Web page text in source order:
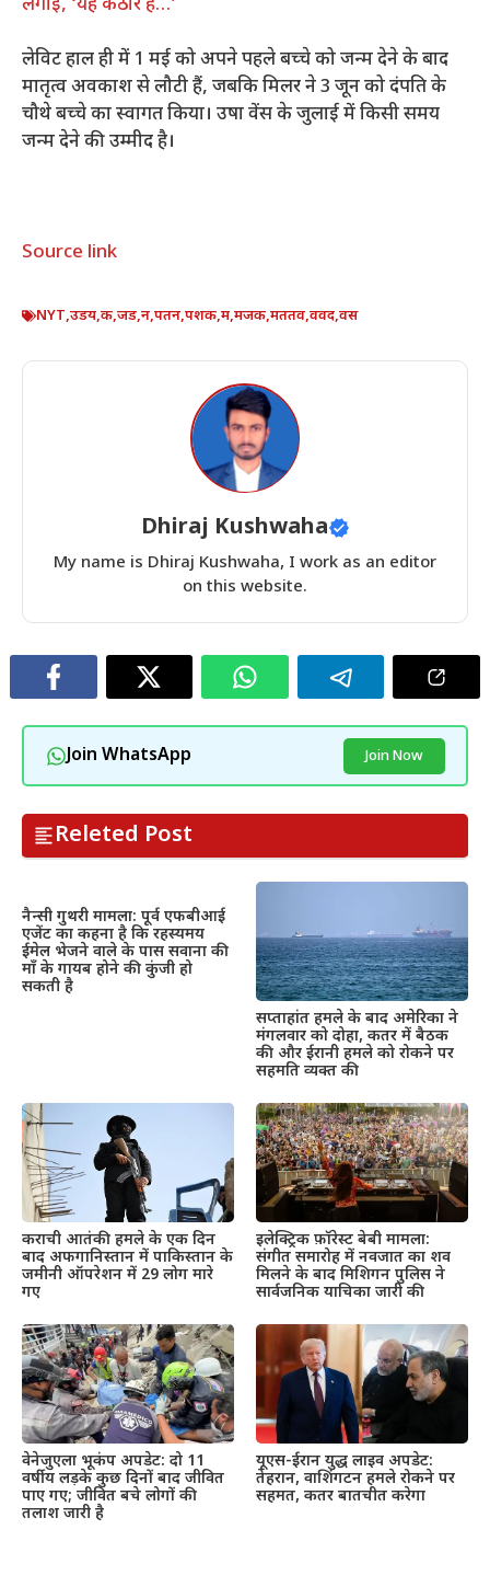
लगाई, ‘यह कठोर है…’
लेविट हाल ही में 1 मई को अपने पहले बच्चे को जन्म देने के बाद
मातृत्व अवकाश से लौटी हैं, जबकि मिलर ने 3 जून को दंपति के
चौथे बच्चे का स्वागत किया। उषा वेंस के जुलाई में किसी समय
जन्म देने की उम्मीद है।
Source link
NYT,उडय,क,जड,न,पतन,पशक,म,मजक,मततव,ववद,वस
Dhiraj Kushwaha
My name is Dhiraj Kushwaha, I work as an editor
on this website.
Join WhatsApp Join Now
Releted Post
नैन्सी गुथरी मामला: पूर्व एफबीआई
एजेंट का कहना है कि रहस्यमय
ईमेल भेजने वाले के पास सवाना की
माँ के गायब होने की कुंजी हो
सकती है
सप्ताहांत हमले के बाद अमेरिका ने
मंगलवार को दोहा, कतर में बैठक
की और ईरानी हमले को रोकने पर
सहमति व्यक्त की
कराची आतंकी हमले के एक दिन
बाद अफगानिस्तान में पाकिस्तान के
जमीनी ऑपरेशन में 29 लोग मारे
गए
इलेक्ट्रिक फ़ॉरेस्ट बेबी मामला:
संगीत समारोह में नवजात का शव
मिलने के बाद मिशिगन पुलिस ने
सार्वजनिक याचिका जारी की
वेनेजुएला भूकंप अपडेट: दो 11
वर्षीय लड़के कुछ दिनों बाद जीवित
पाए गए; जीवित बचे लोगों की
तलाश जारी है
यूएस-ईरान युद्ध लाइव अपडेट:
तेहरान, वाशिंगटन हमले रोकने पर
सहमत, कतर बातचीत करेगा